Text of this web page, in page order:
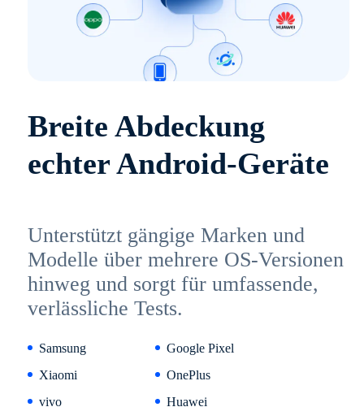
Breite Abdeckung
echter Android-Geräte
Unterstützt gängige Marken und
Modelle über mehrere OS-Versionen
hinweg und sorgt für umfassende,
verlässliche Tests.
Samsung
Google Pixel
Xiaomi
OnePlus
vivo
Huawei